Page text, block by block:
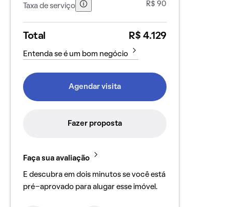
Taxa de serviço R$ 90
Total R$ 4.129
Entenda se é um bom negócio
Agendar visita
Fazer proposta
Faça sua avaliação
E descubra em dois minutos se você está
pré-aprovado para alugar esse imóvel.